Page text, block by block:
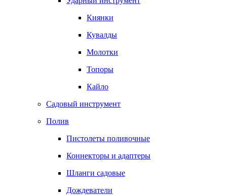
Киянки
Кувалды
Молотки
Топоры
Кайло
Садовый инструмент
Полив
Пистолеты поливочные
Коннекторы и адаптеры
Шланги садовые
Дождеватели